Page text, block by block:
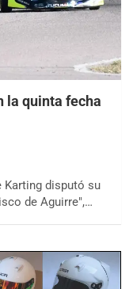
la quinta fecha
Karting disputó su
de Aguirre",…